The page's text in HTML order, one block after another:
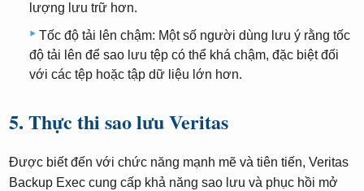
lượng lưu trữ hơn.
Tốc độ tải lên chậm: Một số người dùng lưu ý rằng tốc
độ tải lên để sao lưu tệp có thể khá chậm, đặc biệt đối
với các tệp hoặc tập dữ liệu lớn hơn.
5. Thực thi sao lưu Veritas
Được biết đến với chức năng mạnh mẽ và tiên tiến, Veritas
Backup Exec cung cấp khả năng sao lưu và phục hồi mở